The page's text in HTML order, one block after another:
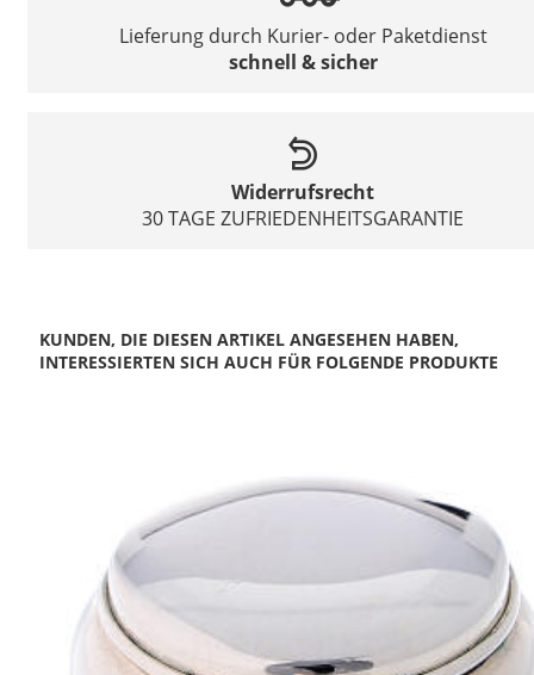
Lieferung durch Kurier- oder Paketdienst
schnell & sicher
Widerrufsrecht
30 TAGE ZUFRIEDENHEITSGARANTIE
KUNDEN, DIE DIESEN ARTIKEL ANGESEHEN HABEN,
INTERESSIERTEN SICH AUCH FÜR FOLGENDE PRODUKTE